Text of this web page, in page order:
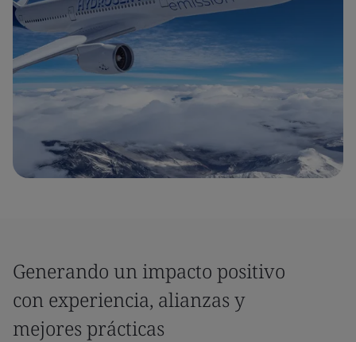
Generando un impacto positivo
con experiencia, alianzas y
mejores prácticas